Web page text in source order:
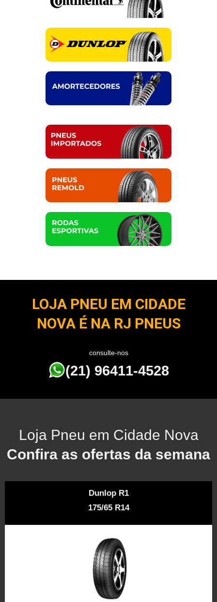
LOJA PNEU EM CIDADE
NOVA É NA RJ PNEUS
consulte-nos
(21) 96411-4528
Loja Pneu em Cidade Nova
Confira as ofertas da semana
Dunlop R1
175/65 R14